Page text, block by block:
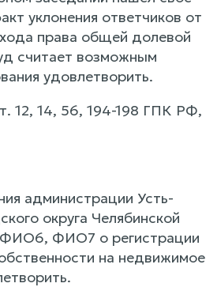
уклонения ответчиков от
права общей долевой
считает возможным
удовлетворить.
12, 14, 56, 194-198 ГПК РФ,
администрации Усть-
округа Челябинской
ФИО7 о регистрации
на недвижимое